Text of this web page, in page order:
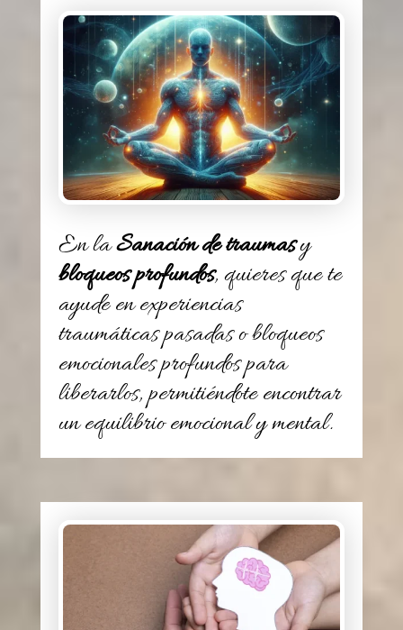
En laSanación de traumasy
bloqueos profundos, quieres que te
ayude en experiencias
traumáticas pasadas o bloqueos
emocionales profundos para
liberarlos, permitiéndote encontrar
un equilibrio emocional y mental.